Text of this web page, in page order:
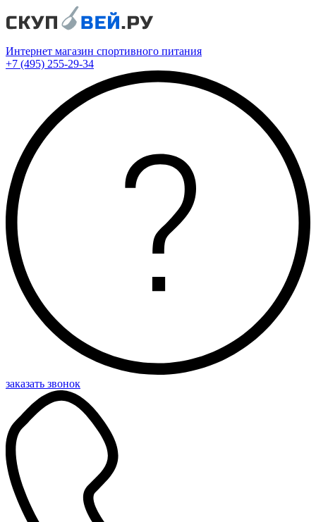
Интернет магазин спортивного питания
+7 (495) 255-29-34
заказать звонок